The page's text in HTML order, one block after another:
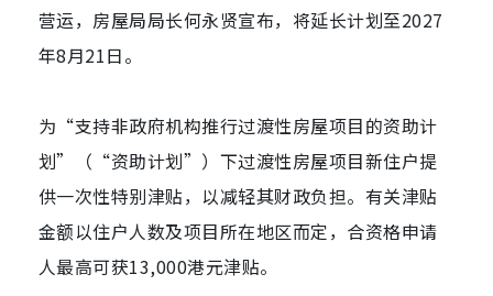
营运，房屋局局长何永贤宣布，将延长计划至2027
年8月21日。
为“支持非政府机构推行过渡性房屋项目的资助计
划”（“资助计划”）下过渡性房屋项目新住户提
供一次性特别津贴，以减轻其财政负担。有关津贴
金额以住户人数及项目所在地区而定，合资格申请
人最高可获13,000港元津贴。